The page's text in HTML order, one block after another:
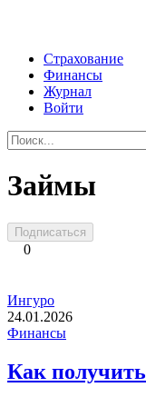
Страхование
Финансы
Журнал
Войти
Search
for:
Займы
Подписаться
0
Ингуро
24.01.2026
Финансы
Как